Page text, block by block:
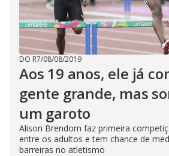
DO R7/08/08/2019
Aos 19 anos, ele já
gente grande, mas
um garoto
Alison Brendom faz primeira
entre os adultos e tem chance de
barreiras no atletismo